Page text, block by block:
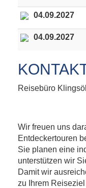
04.09.2027
04.09.2027
Reisebüro
Wir freuen uns
Entdeckertouren
Sie planen eine
unterstützen wir
Damit wir
zu Ihrem